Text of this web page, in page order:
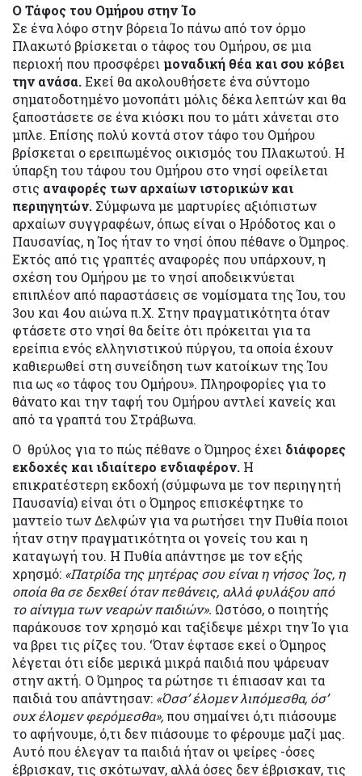
Ο Τάφος του Ομήρου στην Ίο
Σε ένα λόφο στην βόρεια Ίο πάνω από τον όρμο
Πλακωτό βρίσκεται ο τάφος του Ομήρου, σε μια
περιοχή που προσφέρει μοναδική θέα και σου κόβει
την ανάσα.Εκεί θα ακολουθήσετε ένα σύντομο
σηματοδοτημένο μονοπάτι μόλις δέκα λεπτών και θα
ξαποστάσετε σε ένα κιόσκι που το μάτι χάνεται στο
μπλε. Επίσης πολύ κοντά στον τάφο του Ομήρου
βρίσκεται ο ερειπωμένος οικισμός του Πλακωτού. Η
ύπαρξη του τάφου του Ομήρου στο νησί οφείλεται
στις αναφορές των αρχαίων ιστορικών και
περιηγητών. Σύμφωνα με μαρτυρίες αξιόπιστων
αρχαίων συγγραφέων, όπως είναι ο Ηρόδοτος και ο
Παυσανίας, η Ίος ήταν το νησί όπου πέθανε ο Όμηρος.
Εκτός από τις γραπτές αναφορές που υπάρχουν, η
σχέση του Ομήρου με το νησί αποδεικνύεται
επιπλέον από παραστάσεις σε νομίσματα της Ίου, του
3ου και 4ου αιώνα π.Χ. Στην πραγματικότητα όταν
φτάσετε στο νησί θα δείτε ότι πρόκειται για τα
ερείπια ενός ελληνιστικού πύργου, τα οποία έχουν
καθιερωθεί στη συνείδηση των κατοίκων της Ίου
πια ως «ο τάφος του Ομήρου». Πληροφορίες για το
θάνατο και την ταφή του Ομήρου αντλεί κανείς και
από τα γραπτά του Στράβωνα.
Ο θρύλος για το πώς πέθανε ο Όμηρος έχει διάφορες
εκδοχές και ιδιαίτερο ενδιαφέρον. Η
επικρατέστερη εκδοχή (σύμφωνα με τον περιηγητή
Παυσανία) είναι ότι ο Όμηρος επισκέφτηκε το
μαντείο των Δελφών για να ρωτήσει την Πυθία ποιοι
ήταν στην πραγματικότητα οι γονείς του και η
καταγωγή του. Η Πυθία απάντησε με τον εξής
χρησμό: «Πατρίδα της μητέρας σου είναι η νήσος Ίος, η
οποία θα σε δεχθεί όταν πεθάνεις, αλλά φυλάξου από
το αίνιγμα των νεαρών παιδιών». Ωστόσο, ο ποιητής
παράκουσε τον χρησμό και ταξίδεψε μέχρι την Ίο για
να βρει τις ρίζες του. ‘Όταν έφτασε εκεί ο Όμηρος
λέγεται ότι είδε μερικά μικρά παιδιά που ψάρευαν
στην ακτή. Ο Όμηρος τα ρώτησε τι έπιασαν και τα
παιδιά του απάντησαν: «Όσσ’ έλομεν λιπόμεσθα, όσ’
ουχ έλομεν φερόμεσθα», που σημαίνει ό,τι πιάσουμε
το αφήνουμε, ό,τι δεν πιάσουμε το φέρουμε μαζί μας.
Αυτό που έλεγαν τα παιδιά ήταν οι ψείρες -όσες
έβρισκαν, τις σκότωναν, αλλά όσες δεν έβρισκαν, τις